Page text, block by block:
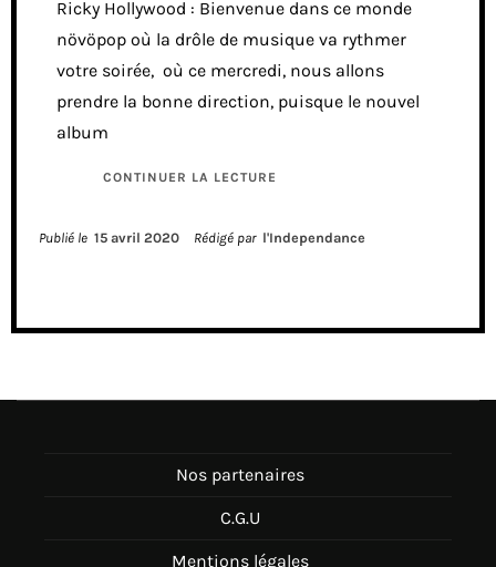
Ricky Hollywood : Bienvenue dans ce monde
növöpop où la drôle de musique va rythmer
votre soirée, où ce mercredi, nous allons
prendre la bonne direction, puisque le nouvel
album
CONTINUER LA LECTURE
Publié le 15 avril 2020 Rédigé par l'Independance
Nos partenaires
C.G.U
Mentions légales